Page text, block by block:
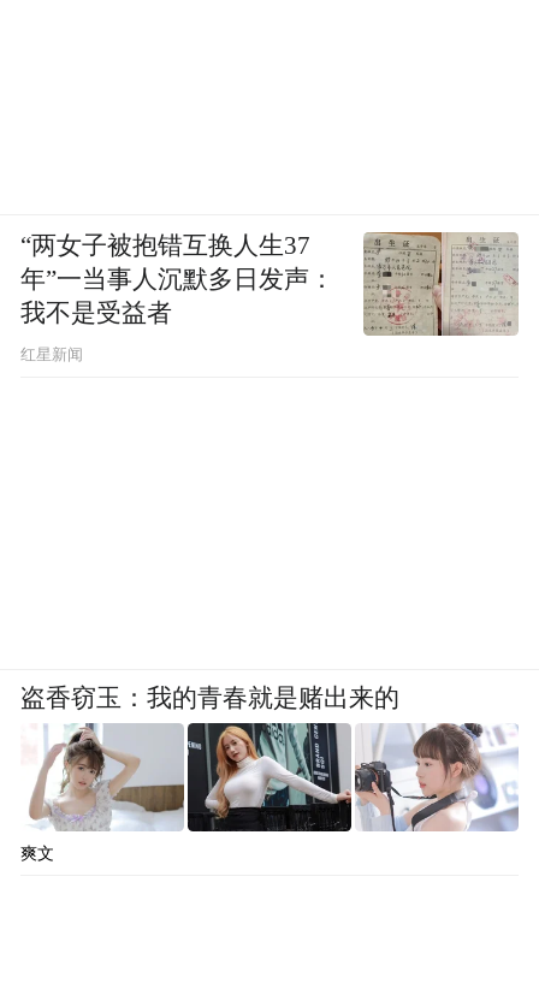
“两女子被抱错互换人生37
年”一当事人沉默多日发声：
我不是受益者
红星新闻
盗香窃玉：我的青春就是赌出来的
爽文